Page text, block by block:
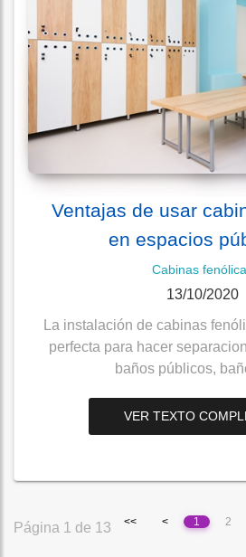
Ventajas de usar
en espacios
Cabinas
13/10/2020
La instalación de cabinas
perfecta para hacer
baños públicos,
VER TEXTO
Página 1 de 13 << < 1 2